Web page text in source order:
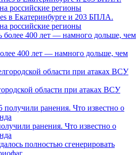
в Екатеринбурге и 203 БПЛА.
российские регионы
400 лет — намного дольше, чем
области при атаках ВСУ
ранения. Что известно о